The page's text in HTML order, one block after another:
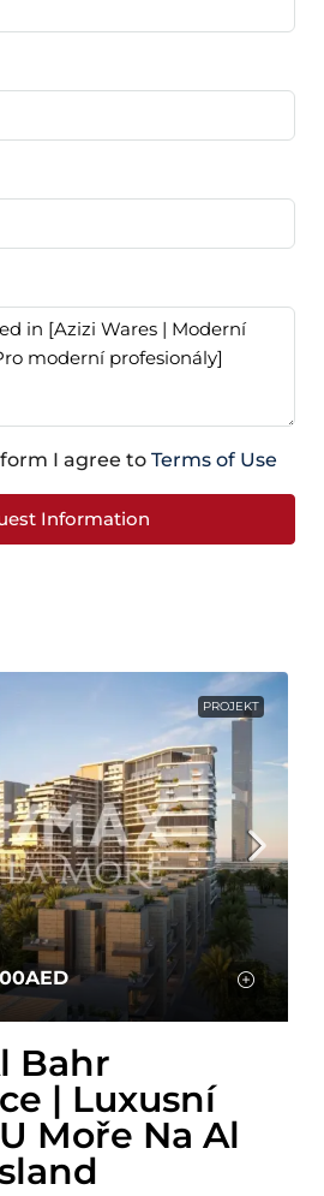
I agree to Terms of Use
Information
PROJEKT
Bahr
| Luxusní
Moře Na Al